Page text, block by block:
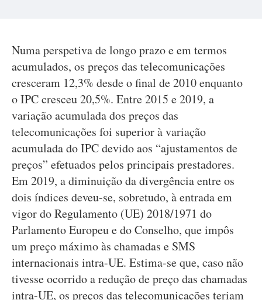
Numa perspetiva de longo prazo e em termos
acumulados, os preços das telecomunicações
cresceram 12,3% desde o final de 2010 enquanto
o IPC cresceu 20,5%. Entre 2015 e 2019, a
variação acumulada dos preços das
telecomunicações foi superior à variação
acumulada do IPC devido aos “ajustamentos de
preços” efetuados pelos principais prestadores.
Em 2019, a diminuição da divergência entre os
dois índices deveu-se, sobretudo, à entrada em
vigor do Regulamento (UE) 2018/1971 do
Parlamento Europeu e do Conselho, que impôs
um preço máximo às chamadas e SMS
internacionais intra-UE. Estima-se que, caso não
tivesse ocorrido a redução de preço das chamadas
intra-UE, os preços das telecomunicações teriam